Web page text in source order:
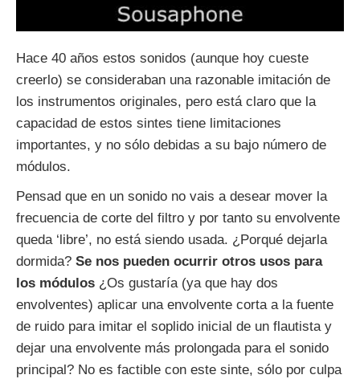
Hace 40 años estos sonidos (aunque hoy cueste
creerlo) se consideraban una razonable imitación de
los instrumentos originales, pero está claro que la
capacidad de estos sintes tiene limitaciones
importantes, y no sólo debidas a su bajo número de
módulos.
Pensad que en un sonido no vais a desear mover la
frecuencia de corte del filtro y por tanto su envolvente
queda ‘libre’, no está siendo usada. ¿Porqué dejarla
dormida? Se nos pueden ocurrir otros usos para
los módulos ¿Os gustaría (ya que hay dos
envolventes) aplicar una envolvente corta a la fuente
de ruido para imitar el soplido inicial de un flautista y
dejar una envolvente más prolongada para el sonido
principal? No es factible con este sinte, sólo por culpa